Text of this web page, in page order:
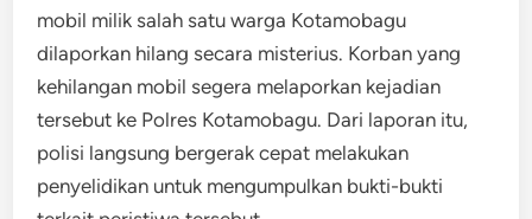
mobil milik salah satu warga Kotamobagu
dilaporkan hilang secara misterius. Korban yang
kehilangan mobil segera melaporkan kejadian
tersebut ke Polres Kotamobagu. Dari laporan itu,
polisi langsung bergerak cepat melakukan
penyelidikan untuk mengumpulkan bukti-bukti